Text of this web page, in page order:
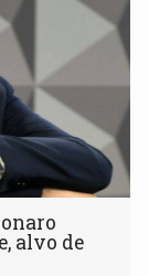
alvo de